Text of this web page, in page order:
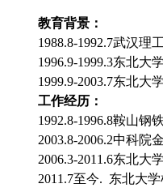
教育背景：
1988.8-1992.7武汉理
1996.9-1999.3东北
1999.9-2003.7东北
工作经历：
1992.8-1996.8鞍山
2003.8-2006.2中科
2006.3-2011.6东北
2011.7至今. 东北大